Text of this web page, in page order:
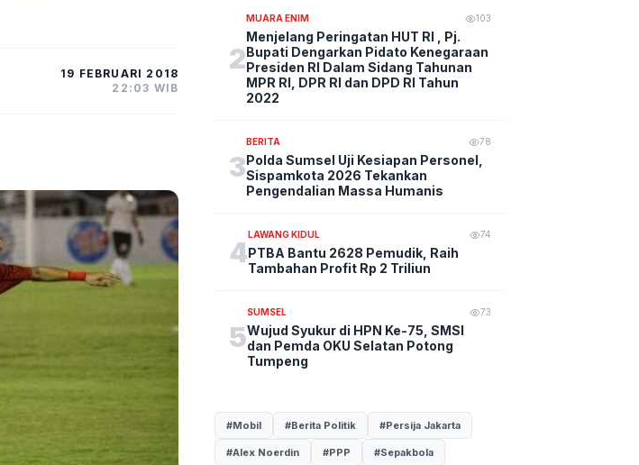
19 FEBRUARI 2018
22:03 WIB
2
MUARA ENIM 103
Menjelang Peringatan HUT RI , Pj.
Bupati Dengarkan Pidato Kenegaraan
Presiden RI Dalam Sidang Tahunan
MPR RI, DPR RI dan DPD RI Tahun
2022
3
BERITA 78
Polda Sumsel Uji Kesiapan Personel,
Sispamkota 2026 Tekankan
Pengendalian Massa Humanis
4
LAWANG KIDUL 74
PTBA Bantu 2628 Pemudik, Raih
Tambahan Profit Rp 2 Triliun
5
SUMSEL 73
Wujud Syukur di HPN Ke-75, SMSI
dan Pemda OKU Selatan Potong
Tumpeng
#Mobil #Berita Politik #Persija Jakarta
#Alex Noerdin #PPP #Sepakbola